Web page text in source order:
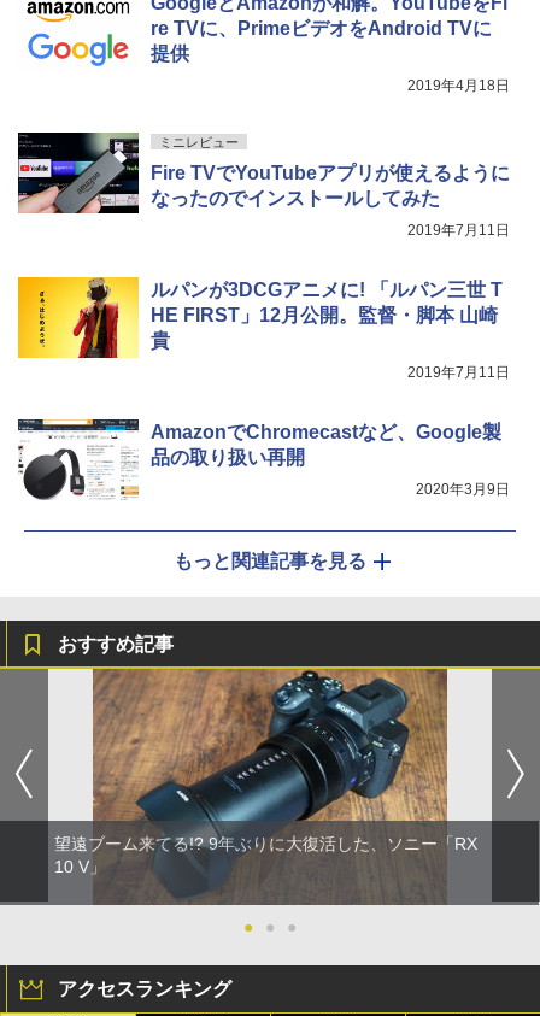
re TVに、PrimeビデオをAndroid TVに
提供
2019年4月18日
ミニレビュー
Fire TVでYouTubeアプリが使えるように
なったのでインストールしてみた
2019年7月11日
ルパンが3DCGアニメに! 「ルパン三世 T
HE FIRST」12月公開。監督・脚本 山崎
貴
2019年7月11日
AmazonでChromecastなど、Google製
品の取り扱い再開
2020年3月9日
もっと関連記事を見る
おすすめ記事
望遠ブーム来てる!? 9年ぶりに大復活した、ソニー「RX
10 V」
● ● ●
アクセスランキング